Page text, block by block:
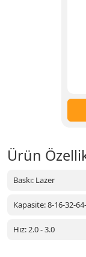
Ürün
Baskı: Lazer
Kapasite: 8-16-32-
Hız: 2.0 - 3.0